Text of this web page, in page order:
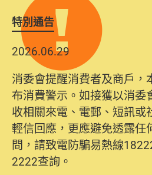
特別通告
2026.06.29
消委會提醒消費者及商戶，
布消費警示。如接獲以消委
收相關來電、電郵、短訊或
輕信回應，更應避免透露任
問，請致電防騙易熱線
2222查詢。